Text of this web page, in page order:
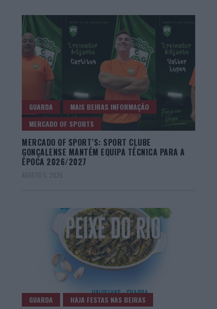
GUARDA
MAIS BEIRAS INFORMAÇÃO
MERCADO OF SPORTS
MERCADO OF SPORT’S: SPORT CLUBE
GONÇALENSE MANTÉM EQUIPA TÉCNICA PARA A
ÉPOCA 2026/2027
GUARDA
HAJA FESTAS NAS BEIRAS